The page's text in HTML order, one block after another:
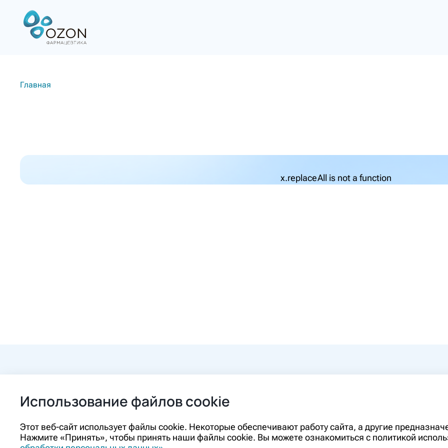
Главная
x.replaceAll is not a function
+7 (84862) 2-90-00
ozon@ozon-pharm.ru
Информация, представленная на
диагностики и лечения и не может
необходимо ознакомиться с
Использование файлов cookie
Этот веб-сайт использует файлы cookie. Некоторые обеспечивают работу сайта, а другие
Нажмите «Принять», чтобы принять наши файлы cookie. Вы можете ознакомиться с политикой